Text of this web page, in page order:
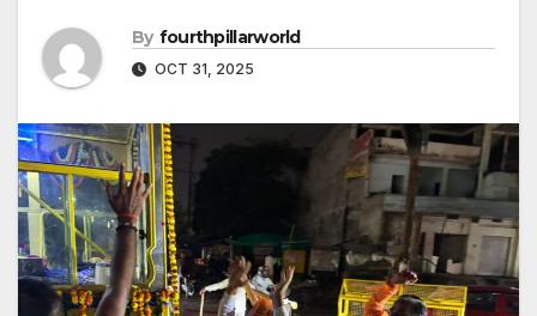
By fourthpillarworld
OCT 31, 2025